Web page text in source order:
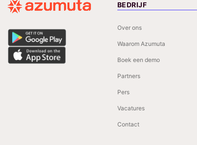
BEDRIJF
Over ons
Waarom Azumuta
Boek een demo
Partners
Pers
Vacatures
Contact